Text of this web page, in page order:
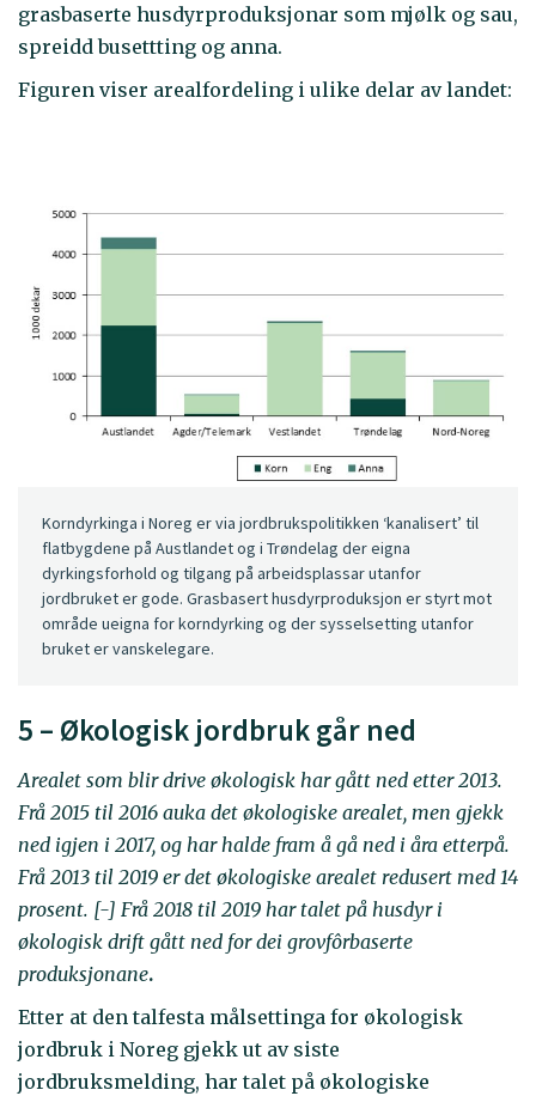
grasbaserte husdyrproduksjonar som mjølk og sau,
spreidd busettting og anna.
Figuren viser arealfordeling i ulike delar av landet:
Korndyrkinga i Noreg er via jordbrukspolitikken ‘kanalisert’ til
flatbygdene på Austlandet og i Trøndelag der eigna
dyrkingsforhold og tilgang på arbeidsplassar utanfor
jordbruket er gode. Grasbasert husdyrproduksjon er styrt mot
område ueigna for korndyrking og der sysselsetting utanfor
bruket er vanskelegare.
5 – Økologisk jordbruk går ned
Arealet som blir drive økologisk har gått ned etter 2013.
Frå 2015 til 2016 auka det økologiske arealet, men gjekk
ned igjen i 2017, og har halde fram å gå ned i åra etterpå.
Frå 2013 til 2019 er det økologiske arealet redusert med 14
prosent. [-] Frå 2018 til 2019 har talet på husdyr i
økologisk drift gått ned for dei grovfôrbaserte
produksjonane.
Etter at den talfesta målsettinga for økologisk
jordbruk i Noreg gjekk ut av siste
jordbruksmelding, har talet på økologiske